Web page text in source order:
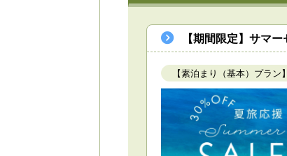
【期間限定】サマ
【素泊まり（基本）プラン】